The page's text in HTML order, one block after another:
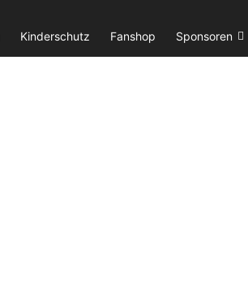
Kinderschutz Fanshop Sponsoren